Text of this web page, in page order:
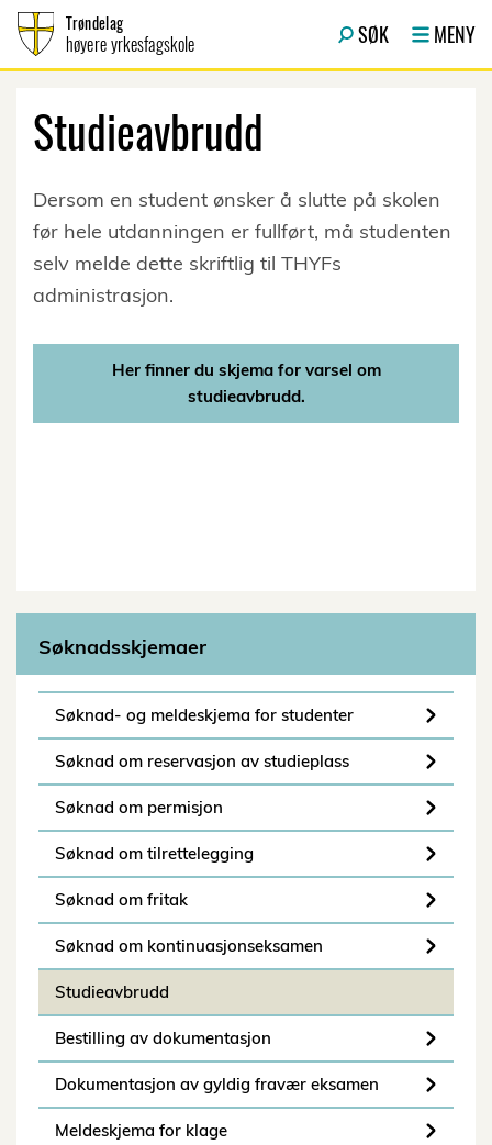
Trøndelag
høyere yrkesfagskole SØK MENY
Studieavbrudd
Dersom en student ønsker å slutte på skolen
før hele utdanningen er fullført, må studenten
selv melde dette skriftlig til THYFs
administrasjon.
Her finner du skjema for varsel om
studieavbrudd.
Søknadsskjemaer
Søknad- og meldeskjema for studenter
Søknad om reservasjon av studieplass
Søknad om permisjon
Søknad om tilrettelegging
Søknad om fritak
Søknad om kontinuasjonseksamen
Studieavbrudd
Bestilling av dokumentasjon
Dokumentasjon av gyldig fravær eksamen
Meldeskjema for klage